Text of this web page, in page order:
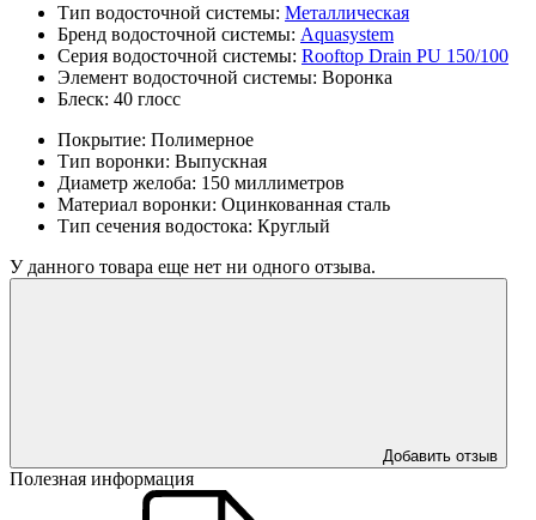
Тип водосточной системы: Металлическая
Бренд водосточной системы: Aquasystem
Серия водосточной системы: Rooftop Drain PU 150/100
Элемент водосточной системы: Воронка
Блеск: 40 глосс
Покрытие: Полимерное
Тип воронки: Выпускная
Диаметр желоба: 150 миллиметров
Материал воронки: Оцинкованная сталь
Тип сечения водостока: Круглый
У данного товара еще нет ни одного отзыва.
Добавить отзыв
Полезная информация